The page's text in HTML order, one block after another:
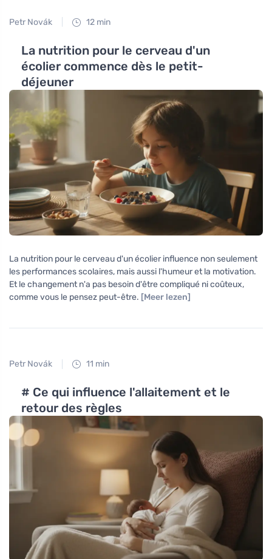
Petr Novák 12 min
La nutrition pour le cerveau d'un
écolier commence dès le petit-
déjeuner
La nutrition pour le cerveau d'un écolier influence non seulement
les performances scolaires, mais aussi l'humeur et la motivation.
Et le changement n'a pas besoin d'être compliqué ni coûteux,
comme vous le pensez peut-être. [Meer lezen]
Petr Novák 11 min
# Ce qui influence l'allaitement et le
retour des règles